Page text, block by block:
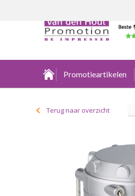
Promotieartikelen
Terug naar overzicht